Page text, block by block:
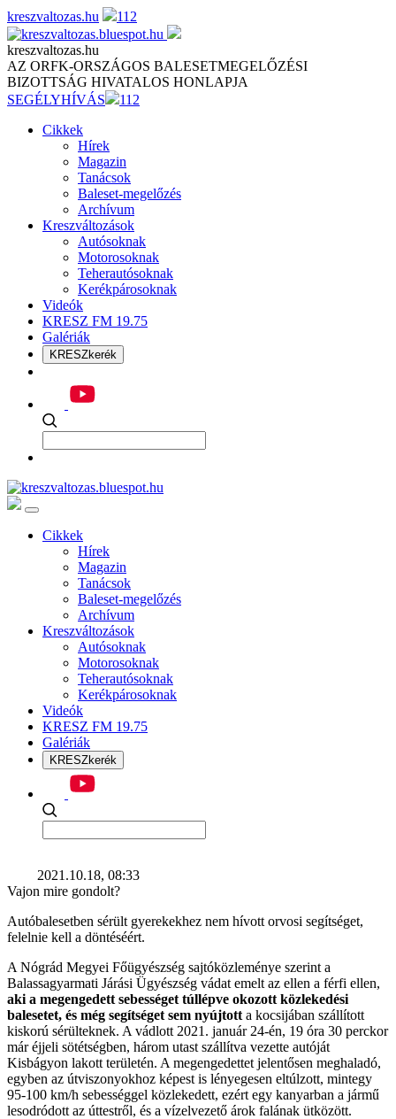
Skip
to
content
kreszvaltozas.hu 112
kreszvaltozas.hu
AZ ORFK-ORSZÁGOS BALESETMEGELŐZÉSI
BIZOTTSÁG HIVATALOS HONLAPJA
SEGÉLYHÍVÁS
112
Cikkek
Hírek
Magazin
Tanácsok
Baleset-megelőzés
Archívum
Kreszváltozások
Autósoknak
Motorosoknak
Teherautósoknak
Kerékpárosoknak
Videók
KRESZ FM 19.75
Galériák
KRESZkerék
Cikkek
Hírek
Magazin
Tanácsok
Baleset-megelőzés
Archívum
Kreszváltozások
Autósoknak
Motorosoknak
Teherautósoknak
Kerékpárosoknak
Videók
KRESZ FM 19.75
Galériák
KRESZkerék
2021.10.18, 08:33
Vajon mire gondolt?
Autóbalesetben sérült gyerekekhez nem hívott orvosi segítséget,
felelnie kell a döntéséért.
A Nógrád Megyei Főügyészség sajtóközleménye szerint a
Balassagyarmati Járási Ügyészség vádat emelt az ellen a férfi ellen,
aki a megengedett sebességet túllépve okozott közlekedési
balesetet, és még segítséget sem nyújtott a kocsijában szállított
kiskorú sérülteknek. A vádlott 2021. január 24-én, 19 óra 30 perckor
már éjjeli sötétségben, három utast szállítva vezette autóját
Kisbágyon lakott területén. A megengedettet jelentősen meghaladó,
egyben az útviszonyokhoz képest is lényegesen eltúlzott, mintegy
95-100 km/h sebességgel közlekedett, ezért egy kanyarban a jármű
lesodródott az úttestről, és a vízelvezető árok falának ütközött.